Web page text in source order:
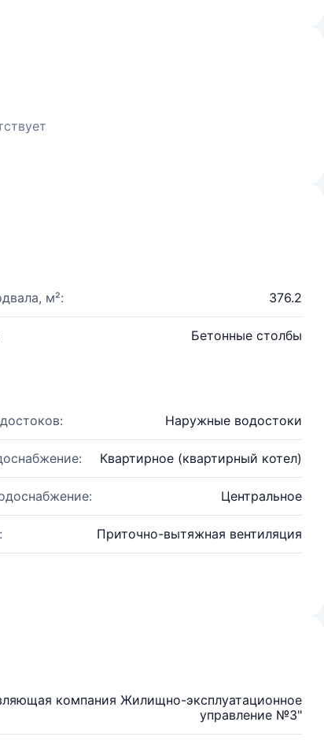
м²: 376.2
Бетонные столбы
Наружные водостоки
Квартирное (квартирный котел)
Центральное
Приточно-вытяжная вентиляция
компания Жилищно-эксплуатационное
управление №3"